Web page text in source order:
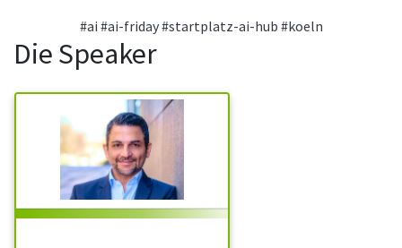
#ai #ai-friday#startplatz-ai-hub #koeln
Die Speaker